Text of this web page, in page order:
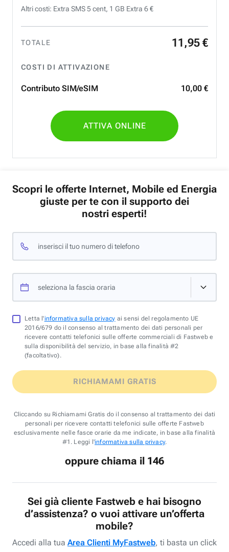
Altri costi: Extra SMS 5 cent, 1 GB Extra 6 €
TOTALE 11 ,95 €
COSTI DI ATTIVAZIONE
Contributo SIM/eSIM 10,00 €
ATTIVA ONLINE
Scopri le offerte Internet, Mobile ed Energia
giuste per te con il supporto dei
nostri esperti!
inserisci il tuo numero di telefono
seleziona la fascia oraria
Letta l'informativa sulla privacy ai sensi del regolamento UE
2016/679 do il consenso al trattamento dei dati personali per
ricevere contatti telefonici sulle offerte commerciali di Fastweb e
sulla disponibilità del servizio, in base alla finalità #2
(facoltativo).
RICHIAMAMI GRATIS
Cliccando su Richiamami Gratis do il consenso al trattamento dei dati
personali per ricevere contatti telefonici sulle offerte Fastweb
esclusivamente nelle fasce orarie da me indicate, in base alla finalità
#1. Leggi l'informativa sulla privacy.
oppure chiama il 146
Sei già cliente Fastweb e hai bisogno
d’assistenza? o vuoi attivare un’offerta
mobile?
Accedi alla tua Area Clienti MyFastweb, ti basta un click